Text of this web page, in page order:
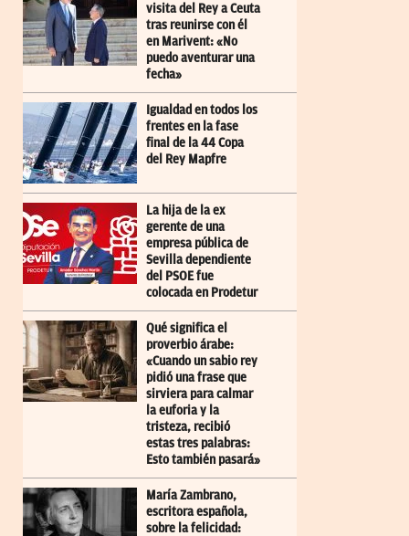
visita del Rey a Ceuta
tras reunirse con él
en Marivent: «No
puedo aventurar una
fecha»
Igualdad en todos los
frentes en la fase
final de la 44 Copa
del Rey Mapfre
La hija de la ex
gerente de una
empresa pública de
Sevilla dependiente
del PSOE fue
colocada en Prodetur
Qué significa el
proverbio árabe:
«Cuando un sabio rey
pidió una frase que
sirviera para calmar
la euforia y la
tristeza, recibió
estas tres palabras:
Esto también pasará»
María Zambrano,
escritora española,
sobre la felicidad: